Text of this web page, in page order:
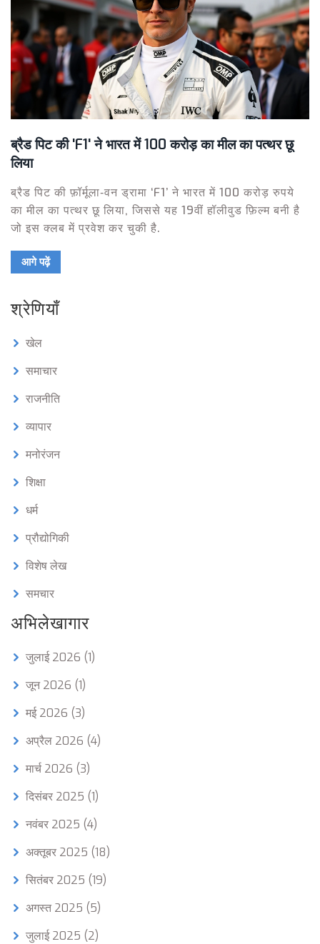
ब्रैड पिट की 'F1' ने भारत में 100 करोड़ का मील का पत्थर छू
लिया
ब्रैड पिट की फ़ॉर्मूला‑वन ड्रामा ‘F1’ ने भारत में 100 करोड़ रुपये
का मील का पत्थर छू लिया, जिससे यह 19वीं हॉलीवुड फ़िल्म बनी है
जो इस क्लब में प्रवेश कर चुकी है.
आगे पढ़ें
श्रेणियाँ
खेल
समाचार
राजनीति
व्यापार
मनोरंजन
शिक्षा
धर्म
प्रौद्योगिकी
विशेष लेख
समचार
अभिलेखागार
जुलाई 2026 (1)
जून 2026 (1)
मई 2026 (3)
अप्रैल 2026 (4)
मार्च 2026 (3)
दिसंबर 2025 (1)
नवंबर 2025 (4)
अक्तूबर 2025 (18)
सितंबर 2025 (19)
अगस्त 2025 (5)
जुलाई 2025 (2)